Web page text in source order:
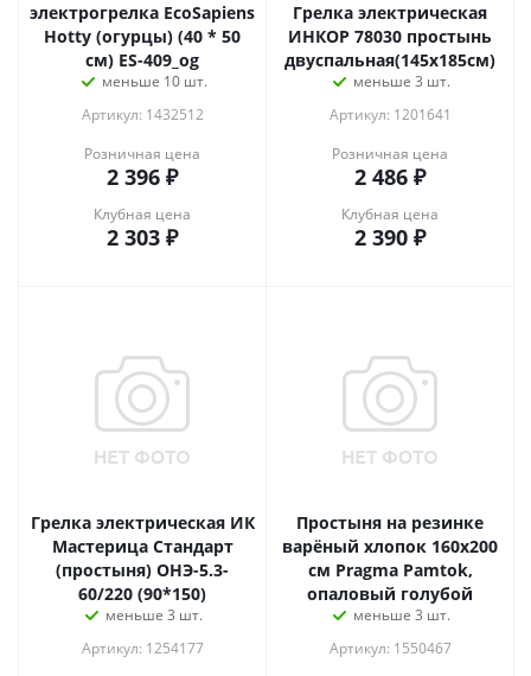
электрогрелка EcoSapiens
Hotty (огурцы) (40 * 50
см) ES-409_og
меньше 10 шт.
Артикул: 1432512
Розничная цена
2 396 ₽
Клубная цена
2 303 ₽
Грелка электрическая
ИНКОР 78030 простынь
двуспальная(145х185см)
меньше 3 шт.
Артикул: 1201641
Розничная цена
2 486 ₽
Клубная цена
2 390 ₽
Грелка электрическая ИК
Мастерица Стандарт
(простыня) ОНЭ-5.3-
60/220 (90*150)
меньше 3 шт.
Артикул: 1254177
Простыня на резинке
варёный хлопок 160х200
см Pragma Pamtok,
опаловый голубой
меньше 3 шт.
Артикул: 1550467